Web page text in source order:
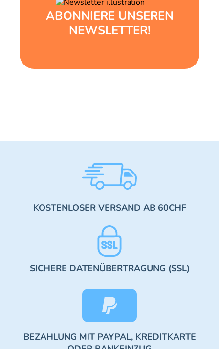
ABONNIERE UNSEREN
NEWSLETTER!
KOSTENLOSER VERSAND AB 60CHF
SICHERE DATENÜBERTRAGUNG (SSL)
BEZAHLUNG MIT PAYPAL, KREDITKARTE